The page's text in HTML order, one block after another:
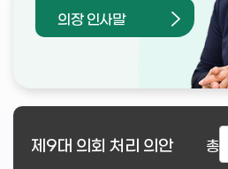
의장 인사말
제9대 의회 처리 의안 총